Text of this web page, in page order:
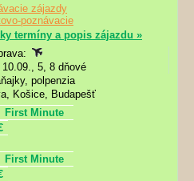
zájazdy
poznávacie
termíny a popis zájazdu »
5, 8 dňové
polpenzia
Košice, Budapešť
First Minute
First Minute